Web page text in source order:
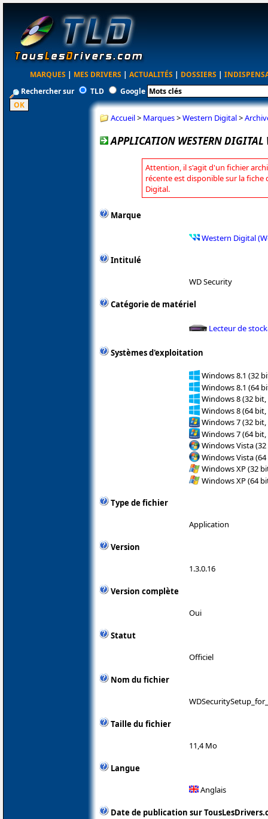
MARQUES | MES DRIVERS | ACTUALITÉS | DOSSIERS |
Rechercher sur
TLD Google
Accueil> Marques>Western Digital>
APPLICATION WESTERN DIGITAL
Attention, il s'agit d'un fichier
récente est disponible sur la fiche
Digital.
Marque
Western Digital
Intitulé
WD Security
Catégorie de matériel
Lecteur de
Systèmes d'exploitation
Windows 8.1 (32
Windows 8.1 (64
Windows 8 (32 bit,
Windows 8 (64 bit,
Windows 7 (32 bit,
Windows 7 (64 bit,
Windows Vista
Windows Vista
Windows XP (32
Windows XP (64
Type de fichier
Application
Version
1.3.0.16
Version complète
Oui
Statut
Officiel
Nom du fichier
Taille du fichier
11,4 Mo
Langue
Anglais
Date de publication sur